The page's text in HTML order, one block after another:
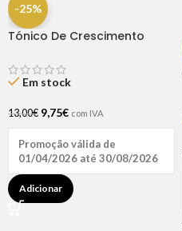
-25%
Tónico De Crescimento
Em stock
13,00€ 9,75€ com IVA
Promoção válida de
01/04/2026 até 30/08/2026
Adicionar